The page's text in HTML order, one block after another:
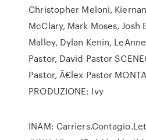
Christopher Meloni,
McClary, Mark Moses, Josh
Malley, Dylan Kenin,
Pastor, David Pastor
Pastor, Ã€lex Pastor
PRODUZIONE: Ivy
INAM: